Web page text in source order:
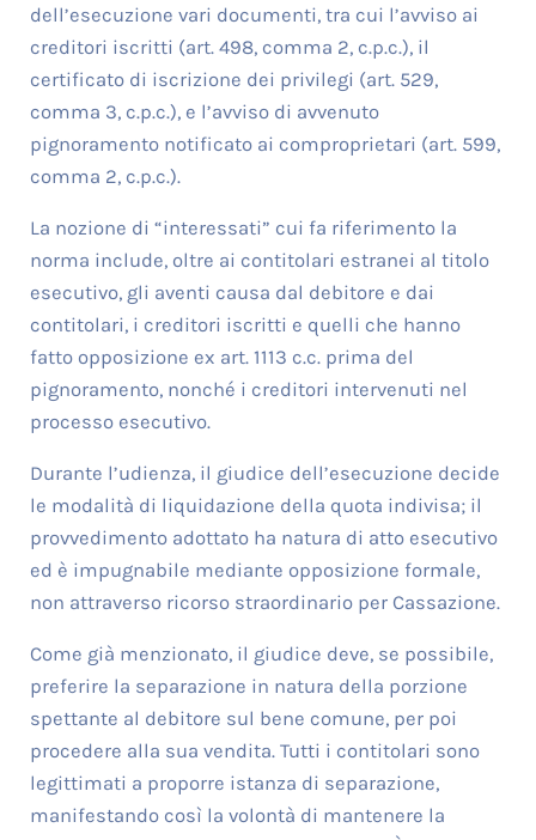
dell’esecuzione vari documenti, tra cui l’avviso ai
creditori iscritti (art. 498, comma 2, c.p.c.), il
certificato di iscrizione dei privilegi (art. 529,
comma 3, c.p.c.), e l’avviso di avvenuto
pignoramento notificato ai comproprietari (art. 599,
comma 2, c.p.c.).
La nozione di “interessati” cui fa riferimento la
norma include, oltre ai contitolari estranei al titolo
esecutivo, gli aventi causa dal debitore e dai
contitolari, i creditori iscritti e quelli che hanno
fatto opposizione ex art. 1113 c.c. prima del
pignoramento, nonché i creditori intervenuti nel
processo esecutivo.
Durante l’udienza, il giudice dell’esecuzione decide
le modalità di liquidazione della quota indivisa; il
provvedimento adottato ha natura di atto esecutivo
ed è impugnabile mediante opposizione formale,
non attraverso ricorso straordinario per Cassazione.
Come già menzionato, il giudice deve, se possibile,
preferire la separazione in natura della porzione
spettante al debitore sul bene comune, per poi
procedere alla sua vendita. Tutti i contitolari sono
legittimati a proporre istanza di separazione,
manifestando così la volontà di mantenere la